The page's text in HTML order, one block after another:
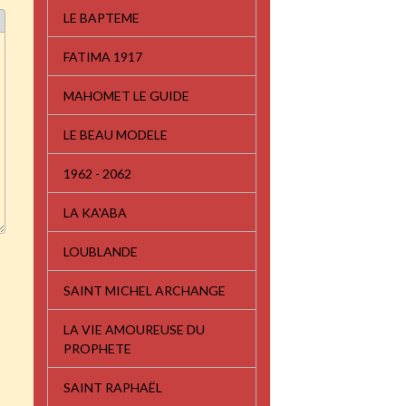
LE BAPTEME
FATIMA 1917
MAHOMET LE GUIDE
LE BEAU MODELE
1962 - 2062
LA KA'ABA
LOUBLANDE
SAINT MICHEL ARCHANGE
LA VIE AMOUREUSE DU
PROPHETE
SAINT RAPHAËL